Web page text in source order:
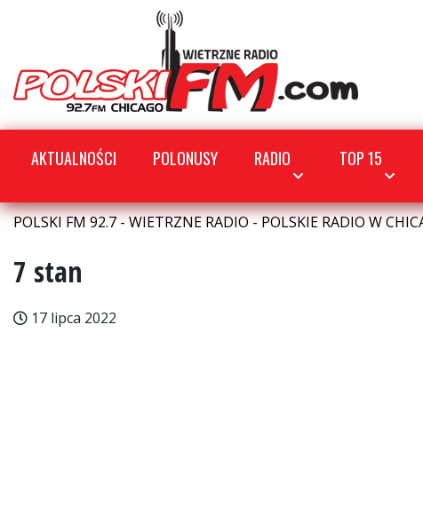
AKTUALNOŚCI POLONUSY RADIO TOP 15
POLSKI FM 92.7 - WIETRZNE RADIO - POLSKIE RADIO W
7 stan
17 lipca 2022